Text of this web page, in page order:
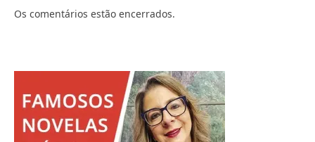
Os comentários estão encerrados.